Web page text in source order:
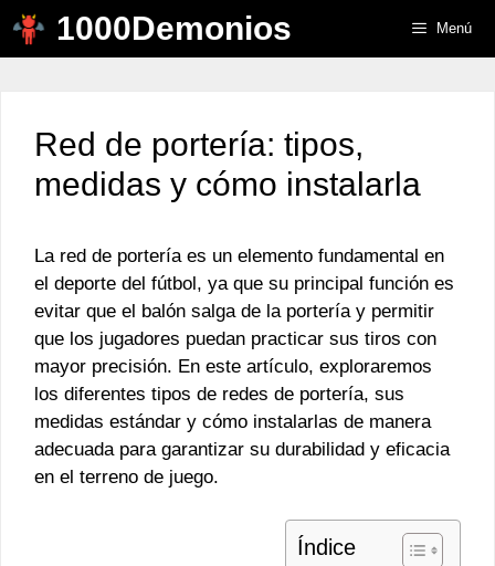
Saltar
1000Demonios Menú
Red de portería: tipos,
medidas y cómo instalarla
La red de portería es un elemento fundamental en
el deporte del fútbol, ya que su principal función es
evitar que el balón salga de la portería y permitir
que los jugadores puedan practicar sus tiros con
mayor precisión. En este artículo, exploraremos
los diferentes tipos de redes de portería, sus
medidas estándar y cómo instalarlas de manera
adecuada para garantizar su durabilidad y eficacia
en el terreno de juego.
Índice